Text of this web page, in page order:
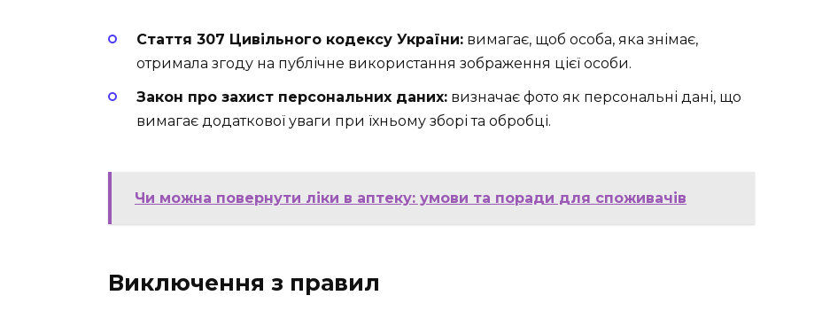
Стаття 307 Цивільного кодексу України: вимагає, щоб особа, яка знімає,
отримала згоду на публічне використання зображення цієї особи.
Закон про захист персональних даних: визначає фото як персональні дані, що
вимагає додаткової уваги при їхньому зборі та обробці.
Чи можна повернути ліки в аптеку: умови та поради для споживачів
Виключення з правил